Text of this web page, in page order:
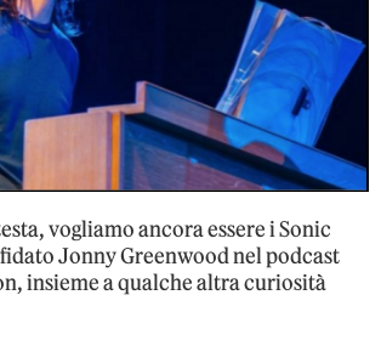
vogliamo ancora essere i Sonic
Jonny Greenwood nel podcast
insieme a qualche altra curiosità